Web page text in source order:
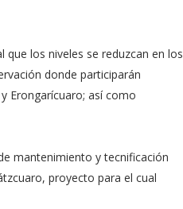
los niveles se reduzcan en los
donde participarán
Erongarícuaro; así como
mantenimiento y tecnificación
proyecto para el cual